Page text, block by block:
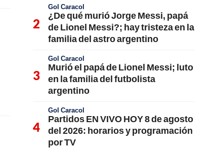
Gol Caracol
¿De qué murió Jorge Messi, papá
de Lionel Messi?; hay tristeza en la
familia del astro argentino
Gol Caracol
Murió el papá de Lionel Messi; luto
en la familia del futbolista
argentino
Gol Caracol
Partidos EN VIVO HOY 8 de agosto
del 2026: horarios y programación
por TV